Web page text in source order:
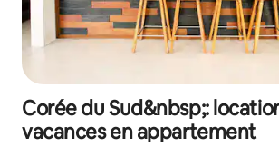
Corée du Sud&nbsp;:
vacances en appartement